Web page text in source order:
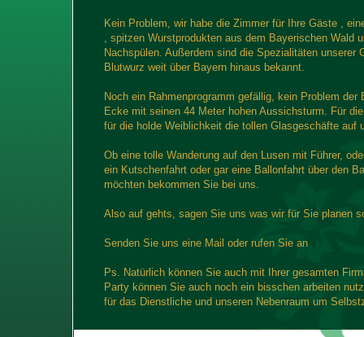
Kein Problem, wir habe die Zimmer für Ihre Gäste ,
, spitzen Wurstprodukten aus dem Bayerischen Wald
Nachspülen. Außerdem sind die Spezialitäten unserer
Blutwurz weit über Bayern hinaus bekannt.
Noch ein Rahmenprogramm gefällig, kein Problem
Ecke mit seinen 44 Meter hohen Aussichsturm. Für
für die holde Weiblichkeit die tollen Glasgeschäfte auf
Ob eine tolle Wanderung auf den Lusen mit Führer,
ein Kutschenfahrt oder gar eine Ballonfahrt über den
möchten bekommen Sie bei uns.
Also auf gehts, sagen Sie uns was wir für Sie planen
Senden Sie uns eine Mail oder rufen Sie an
Ps. Natürlich können Sie auch mit Ihrer gesamten
Party können Sie auch noch ein bisschen arbeiten
für das Dienstliche und unseren Nebenraum um